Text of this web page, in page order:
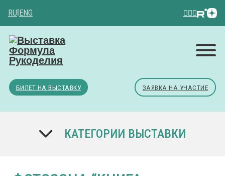
RU ENG
БИЛЕТ НА ВЫСТАВКУ ЗАЯВКА НА УЧАСТИЕ
КАТЕГОРИИ ВЫСТАВКИ